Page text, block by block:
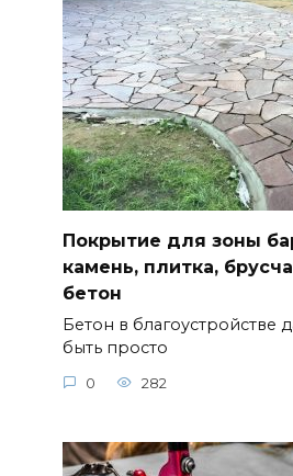
Покрытие для зоны
камень, плитка,
бетон
Бетон в благоустройстве
быть просто
0 282